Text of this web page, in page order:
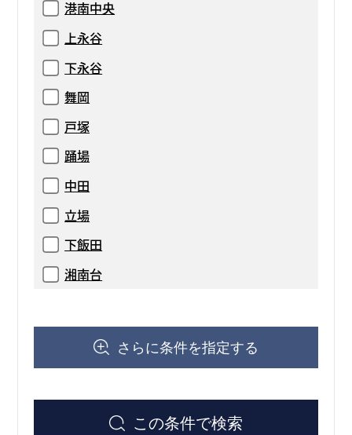
港南中央
上永谷
下永谷
舞岡
戸塚
踊場
中田
立場
下飯田
湘南台
さらに条件を指定する
この条件で検索